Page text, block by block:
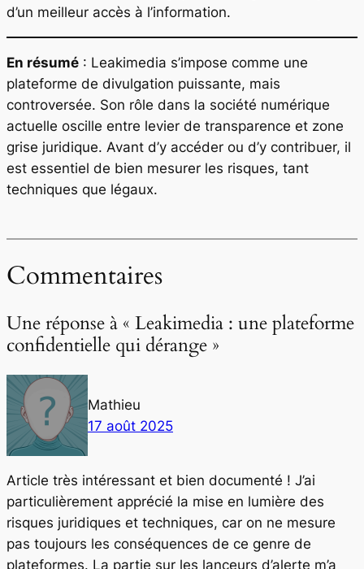
d’un meilleur accès à l’information.
En résumé : Leakimedia s’impose comme une
plateforme de divulgation puissante, mais
controversée. Son rôle dans la société numérique
actuelle oscille entre levier de transparence et zone
grise juridique. Avant d’y accéder ou d’y contribuer, il
est essentiel de bien mesurer les risques, tant
techniques que légaux.
Commentaires
Une réponse à « Leakimedia : une plateforme
confidentielle qui dérange »
Mathieu
17 août 2025
Article très intéressant et bien documenté ! J’ai
particulièrement apprécié la mise en lumière des
risques juridiques et techniques, car on ne mesure
pas toujours les conséquences de ce genre de
plateformes. La partie sur les lanceurs d’alerte m’a